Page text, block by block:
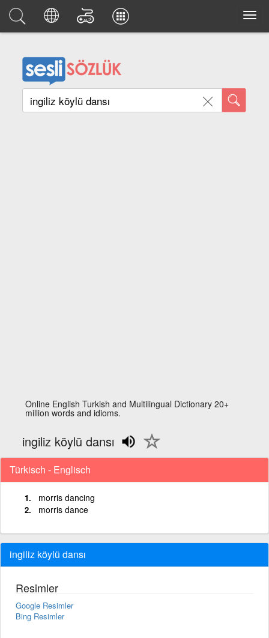
Online English Turkish and Multilingual Dictionary 20+
million words and idioms.
ingiliz köylü dansı
Türkisch - Englisch
morris dancing
morris dance
ingiliz köylü dansı
Resimler
Google Resimler
Bing Resimler